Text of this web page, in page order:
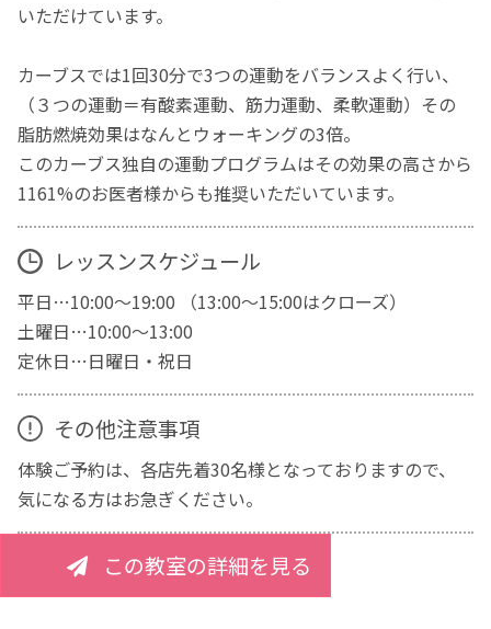
いただけています。
カーブスでは1回30分で3つの運動をバランスよく行い、
（３つの運動＝有酸素運動、筋力運動、柔軟運動）その
脂肪燃焼効果はなんとウォーキングの3倍。
このカーブス独自の運動プログラムはその効果の高さから
1161%のお医者様からも推奨いただいています。
レッスンスケジュール
平日…10:00～19:00 （13:00～15:00はクローズ）
土曜日…10:00～13:00
定休日…日曜日・祝日
その他注意事項
体験ご予約は、各店先着30名様となっておりますので、
気になる方はお急ぎください。
この教室の詳細を見る